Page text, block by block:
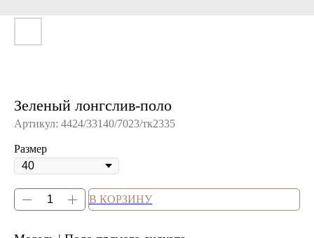
Зеленый лонгслив-поло
Артикул: 4424/33140/7023/тк2335
Размер
В КОРЗИНУ